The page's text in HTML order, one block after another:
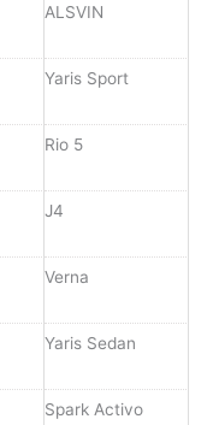
ALSVIN
Yaris Sport
Rio 5
J4
Verna
Yaris Sedan
Spark Activo